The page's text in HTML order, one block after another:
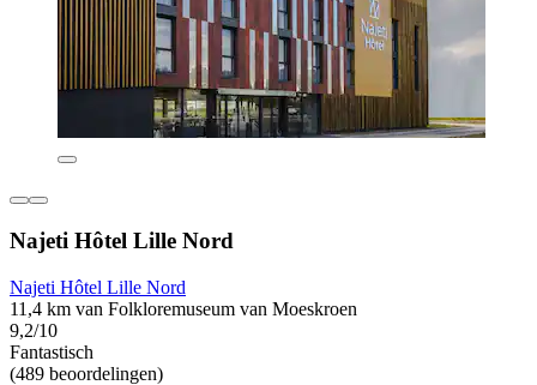
Najeti Hôtel Lille Nord
Najeti Hôtel Lille Nord
11,4 km van Folkloremuseum van Moeskroen
9,2/10
Fantastisch
(489 beoordelingen)